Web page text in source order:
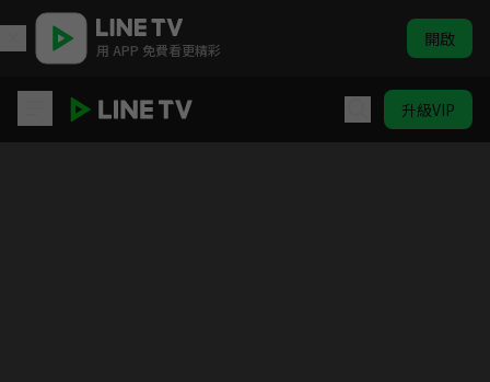
用 APP 免費看更精彩 開啟
升級VIP